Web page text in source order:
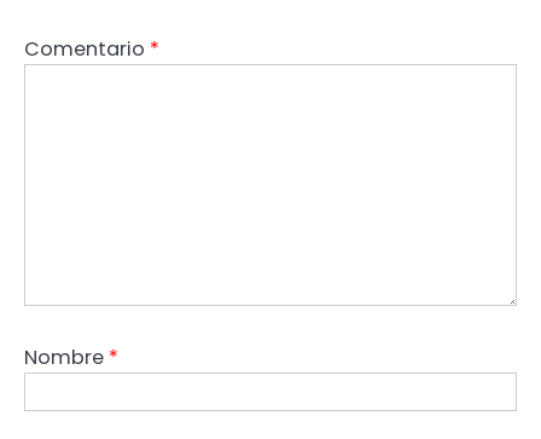
Comentario *
Nombre *